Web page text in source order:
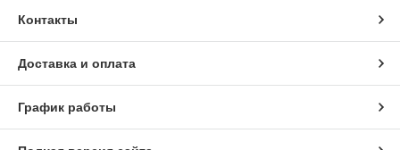
Контакты
Доставка и оплата
График работы